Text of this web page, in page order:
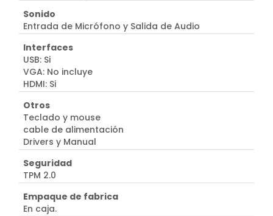
Sonido
Entrada de Micrófono y Salida de Audio
Interfaces
USB: Si
VGA: No incluye
HDMI: Si
Otros
Teclado y mouse
cable de alimentación
Drivers y Manual
Seguridad
TPM 2.0
Empaque de fabrica
En caja.